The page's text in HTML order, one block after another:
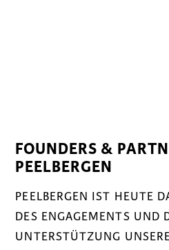
FOUNDERS &
PEELBERGEN
PEELBERGEN IST HEUTE
DES ENGAGEMENTS UND
UNTERSTÜTZUNG